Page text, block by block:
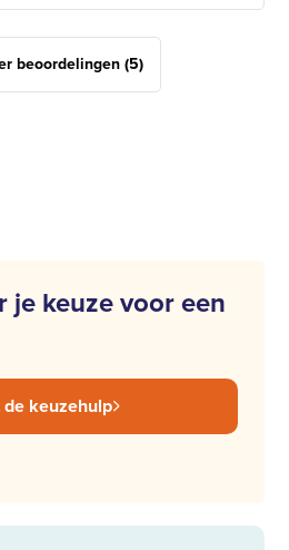
beoordelingen (5)
je keuze voor een
keuzehulp